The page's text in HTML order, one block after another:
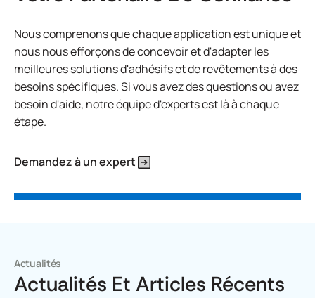
Nous comprenons que chaque application est unique et
nous nous efforçons de concevoir et d'adapter les
meilleures solutions d'adhésifs et de revêtements à des
besoins spécifiques. Si vous avez des questions ou avez
besoin d'aide, notre équipe d'experts est là à chaque
étape.
Demandez à un expert
Actualités
Actualités Et Articles Récents